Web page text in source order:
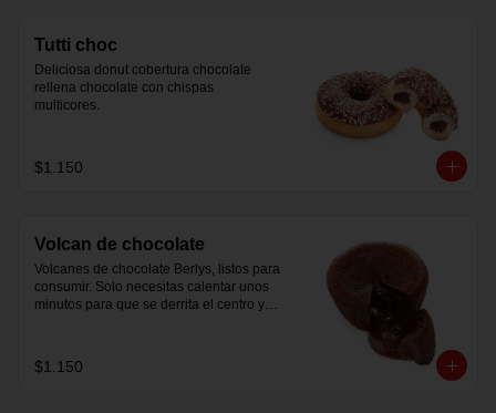
Tutti choc
Deliciosa donut cobertura chocolate
rellena chocolate con chispas
multicores.
$1.150
Volcan de chocolate
Volcanes de chocolate Berlys, listos para
consumir. Solo necesitas calentar unos
minutos para que se derrita el centro y
$1.150